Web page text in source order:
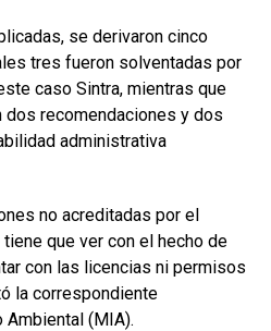
se derivaron cinco
tres fueron solventadas por
caso Sintra, mientras que
recomendaciones y dos
administrativa
no acreditadas por el
que ver con el hecho de
con las licencias ni permisos
la correspondiente
(MIA).